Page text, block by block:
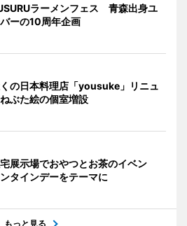
ラーメンフェス 青森出身ユ
ーの10周年企画
の日本料理店「yousuke」リニュ
ぶた絵の個室増設
展示場でおやつとお茶のイベン
タインデーをテーマに
もっと見る